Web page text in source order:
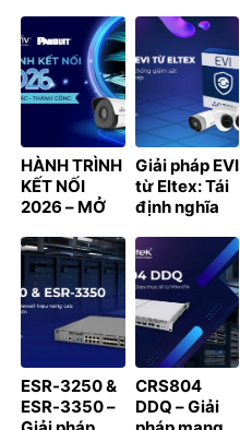
NSW3000,
NSW2100
lên Cloud và
nhận điểm
thưởng cùng
chương trình
LET’S GO TO
CLOUD 2026
Pháp Từ
Partner
Connect
HÀNH TRÌNH
KẾT NỐI
2026 – MỞ
SINH THÁI,
LAN TỎA GIÁ
TRỊ HỢP TÁC
KHU VỰC
PHÍA NAM
Giải pháp EVI
từ Eltex: Tái
định nghĩa
giám sát và
kiểm soát
truy cập
ESR-3250 &
ESR-3350 –
CRS804
DDQ – Giải